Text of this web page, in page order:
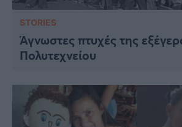
STORIES
Άγνωστες πτυχές της
Πολυτεχνείου